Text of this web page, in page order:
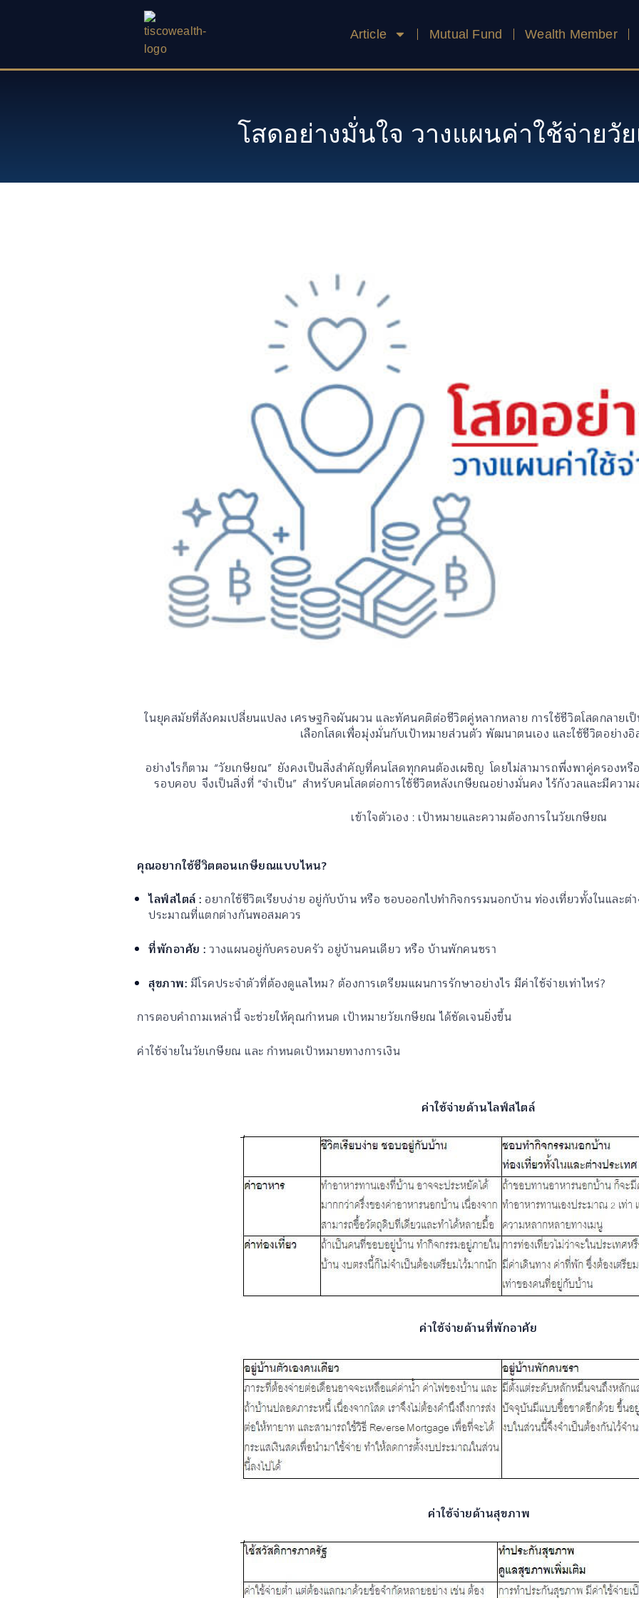
Article Mutual Fund Wealth Member
โสดอย่างมั่นใจ วางแผนค่าใช้จ่ายวั
ในยุคสมัยที่สังคมเปลี่ยนแปลง เศรษฐกิจผันผวน และทัศนคติต่อชีวิตคู่หลากหลาย การใช้ชีวิตโสดกลายเ
เลือกโสดเพื่อมุ่งมั่นกับเป้าหมายส่วนตัว พัฒนาตนเอง และใช้ชีวิตอย่าง
อย่างไรก็ตาม “วัยเกษียณ” ยังคงเป็นสิ่งสำคัญที่คนโสดทุกคนต้องเผชิญ โดยไม่สามารถพึ่งพาคู่ครองห
รอบคอบ จึงเป็นสิ่งที่ “จำเป็น” สำหรับคนโสดต่อการใช้ชีวิตหลังเกษียณอย่างมั่นคง ไร้กังวลและมีคว
เข้าใจตัวเอง : เป้าหมายและความต้องการในวัยเกษียณ
คุณอยากใช้ชีวิตตอนเกษียณแบบไหน?
ไลฟ์สไตล์ : อยากใช้ชีวิตเรียบง่าย อยู่กับบ้าน หรือ ชอบออกไปทำกิจกรรมนอกบ้าน ท่องเที่ยวทั้งในและต่
ประมาณที่แตกต่างกันพอสมควร
ที่พักอาศัย : วางแผนอยู่กับครอบครัว อยู่บ้านคนเดียว หรือ บ้านพักคนชรา
สุขภาพ: มีโรคประจำตัวที่ต้องดูแลไหม? ต้องการเตรียมแผนการรักษาอย่างไร มีค่าใช้จ่ายเท่าไหร่?
การตอบคำถามเหล่านี้ จะช่วยให้คุณกำหนด เป้าหมายวัยเกษียณ ได้ชัดเจนยิ่งขึ้น
ค่าใช้จ่ายในวัยเกษียณ และ กำหนดเป้าหมายทางการเงิน
ค่าใช้จ่ายด้านไลฟ์สไตล์
ค่าใช้จ่ายด้านที่พักอาศัย
ค่าใช้จ่ายด้านสุขภาพ